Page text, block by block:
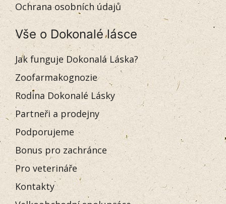
Ochrana osobních údajů
Vše o Dokonalé lásce
Jak funguje Dokonalá Láska?
Zoofarmakognozie
Rodina Dokonalé Lásky
Partneři a prodejny
Podporujeme
Bonus pro zachránce
Pro veterináře
Kontakty